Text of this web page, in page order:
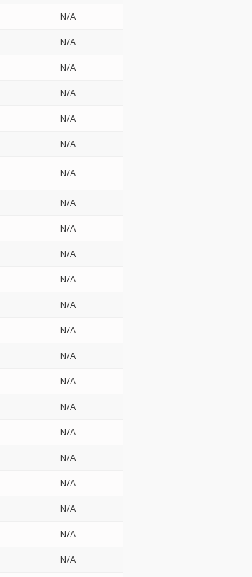
N/A
N/A
N/A
N/A
N/A
N/A
N/A
N/A
N/A
N/A
N/A
N/A
N/A
N/A
N/A
N/A
N/A
N/A
N/A
N/A
N/A
N/A